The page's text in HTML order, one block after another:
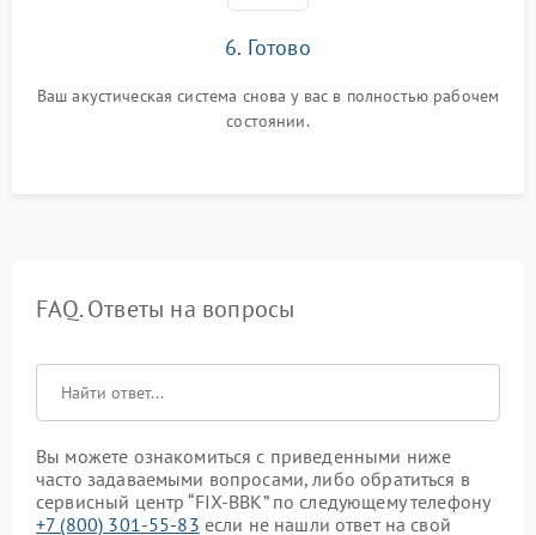
6. Готово
Ваш акустическая система снова у вас в полностью рабочем
состоянии.
FAQ. Ответы на вопросы
Вы можете ознакомиться с приведенными ниже
часто задаваемыми вопросами, либо обратиться в
сервисный центр “FIX-BBK” по следующему телефону
+7 (800) 301-55-83 если не нашли ответ на свой